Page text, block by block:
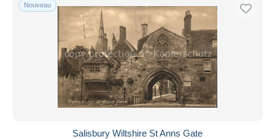
Nouveau
Salisbury Wiltshire St Anns Gate